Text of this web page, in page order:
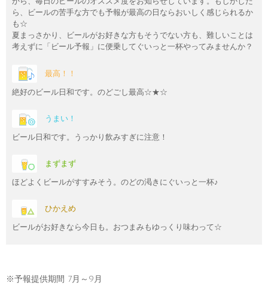
ら、ビールの苦手な方でも予報が最高の日ならおいしく感じられるか
も☆
夏まっさかり、ビールがお好きな方もそうでない方も、難しいことは
考えずに「ビール予報」に便乗してぐいっと一杯やってみませんか？
最高！！
絶好のビール日和です。のどごし最高☆★☆
うまい！
ビール日和です。うっかり飲みすぎに注意！
まずまず
ほどよくビールがすすみそう。のどの渇きにぐいっと一杯♪
ひかえめ
ビールがお好きなら今日も。おつまみもゆっくり味わって☆
※予報提供期間 7月～9月